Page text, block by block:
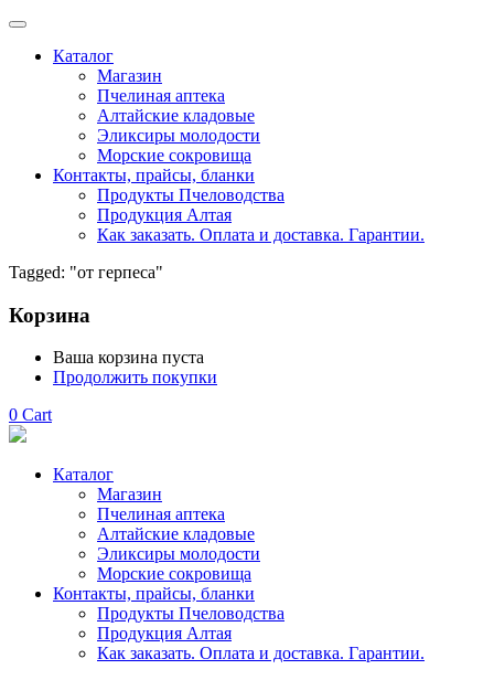
Каталог
Магазин
Пчелиная аптека
Алтайские кладовые
Эликсиры молодости
Морские сокровища
Контакты, прайсы, бланки
Продукты Пчеловодства
Продукция Алтая
Как заказать. Оплата и доставка. Гарантии.
Tagged: "от герпеса"
Корзина
Ваша корзина пуста
Продолжить покупки
0 Cart
Каталог
Магазин
Пчелиная аптека
Алтайские кладовые
Эликсиры молодости
Морские сокровища
Контакты, прайсы, бланки
Продукты Пчеловодства
Продукция Алтая
Как заказать. Оплата и доставка. Гарантии.